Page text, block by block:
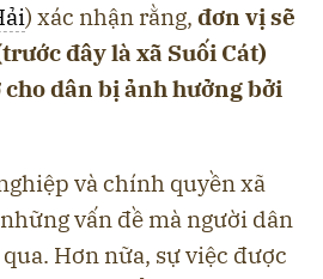
) xác nhận rằng, đơn vị sẽ
đây là xã Suối Cát)
dân bị ảnh hưởng bởi
và chính quyền xã
vấn đề mà người dân
Hơn nữa, sự việc được